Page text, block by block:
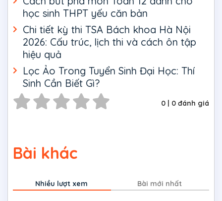
học sinh THPT yếu căn bản
Chi tiết kỳ thi TSA Bách khoa Hà Nội
2026: Cấu trúc, lịch thi và cách ôn tập
hiệu quả
Lọc Ảo Trong Tuyển Sinh Đại Học: Thí
Sinh Cần Biết Gì?
0 | 0 đánh giá
Bài khác
Nhiều lượt xem Bài mới nhất